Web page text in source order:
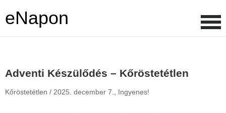
eNapon
Adventi Készülődés – Kőröstetétlen
Kőröstetétlen / 2025. december 7., Ingyenes!